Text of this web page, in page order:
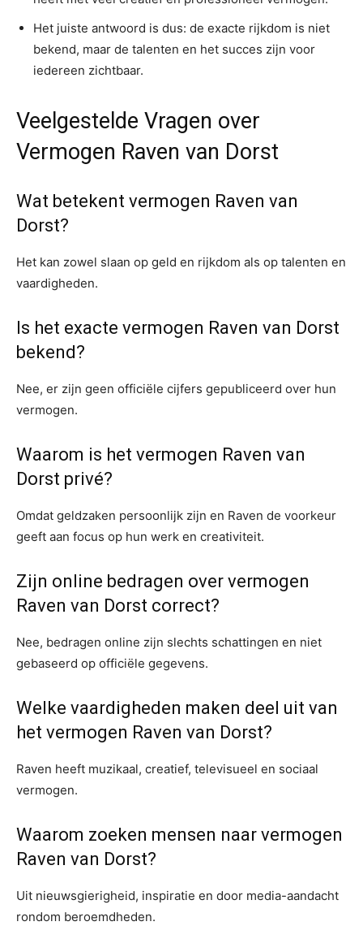
Het juiste antwoord is dus: de exacte rijkdom is niet
bekend, maar de talenten en het succes zijn voor
iedereen zichtbaar.
Veelgestelde Vragen over
Vermogen Raven van Dorst
Wat betekent vermogen Raven van
Dorst?
Het kan zowel slaan op geld en rijkdom als op talenten en
vaardigheden.
Is het exacte vermogen Raven van Dorst
bekend?
Nee, er zijn geen officiële cijfers gepubliceerd over hun
vermogen.
Waarom is het vermogen Raven van
Dorst privé?
Omdat geldzaken persoonlijk zijn en Raven de voorkeur
geeft aan focus op hun werk en creativiteit.
Zijn online bedragen over vermogen
Raven van Dorst correct?
Nee, bedragen online zijn slechts schattingen en niet
gebaseerd op officiële gegevens.
Welke vaardigheden maken deel uit van
het vermogen Raven van Dorst?
Raven heeft muzikaal, creatief, televisueel en sociaal
vermogen.
Waarom zoeken mensen naar vermogen
Raven van Dorst?
Uit nieuwsgierigheid, inspiratie en door media-aandacht
rondom beroemdheden.